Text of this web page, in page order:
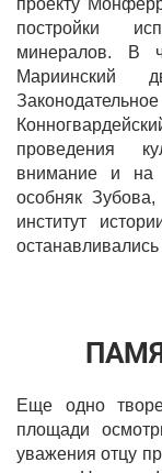
постройки
минералов. В
Мариинский
проведения
внимание и на
особняк
институт
Еще одно
площади
уважения отцу